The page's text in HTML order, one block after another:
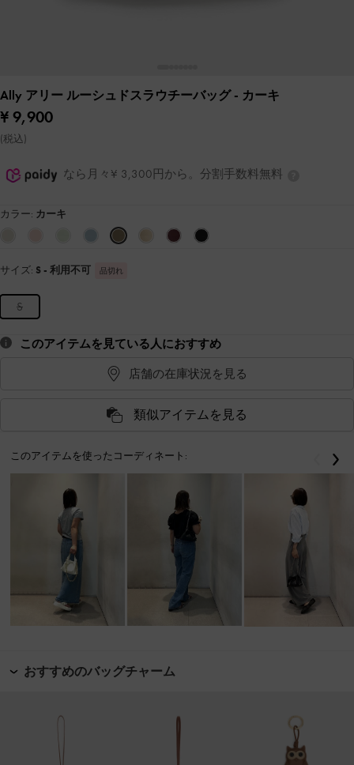
Ally アリー ルーシュドスラウチーバッグ- カーキ
¥ 9,900
(税込)
なら月々¥ 3,300円から。分割手数料無料
カラー: カーキ
サイズ: S - 利用不可 品切れ
S
このアイテムを見ている人におすすめ
店舗の在庫状況を見る
類似アイテムを見る
このアイテムを使ったコーディネート: 戻る
おすすめのバッグチャーム